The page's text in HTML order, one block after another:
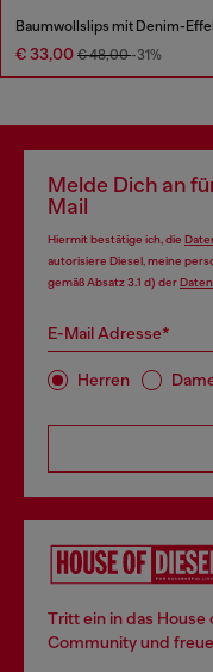
€ 33,00 € 48,00-31%
Melde Dich an
Mail
Hiermit bestätige ich, die
autorisiere Diesel, meine
gemäß Absatz 3.1 d) der
E-Mail Adresse*
Herren
Tritt ein in das House
Community und